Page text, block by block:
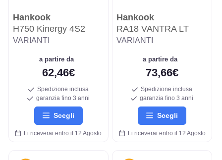
Hankook
H750 Kinergy 4S2
VARIANTI
a partire da
62,46€
Spedizione inclusa
garanzia fino 3 anni
Scegli
Li riceverai entro il 12 Agosto
Hankook
RA18 VANTRA LT
VARIANTI
a partire da
73,66€
Spedizione inclusa
garanzia fino 3 anni
Scegli
Li riceverai entro il 12 Agosto